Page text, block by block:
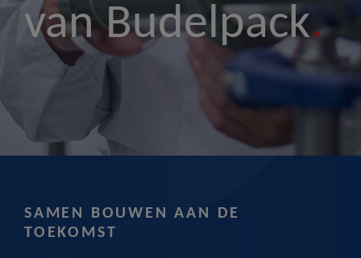
van Budelpack.
SAMEN BOUWEN AAN DE
TOEKOMST